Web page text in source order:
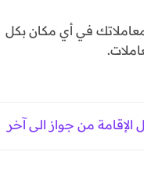
في أي مكان بكل
الإقامة من جواز الى آخر